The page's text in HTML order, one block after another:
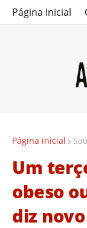
Página Inicial
Página inicial
Um
obeso
diz